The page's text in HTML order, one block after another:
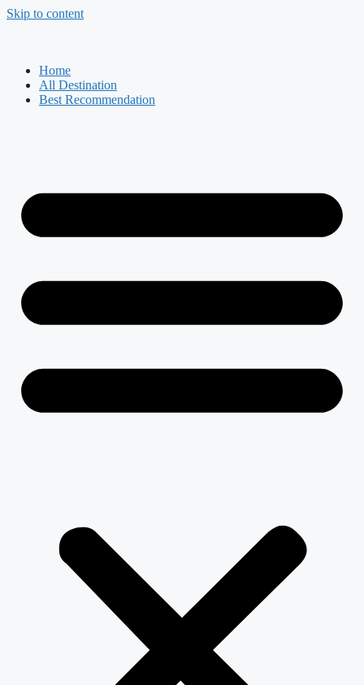
Skip to content
Home
All Destination
Best Recommendation